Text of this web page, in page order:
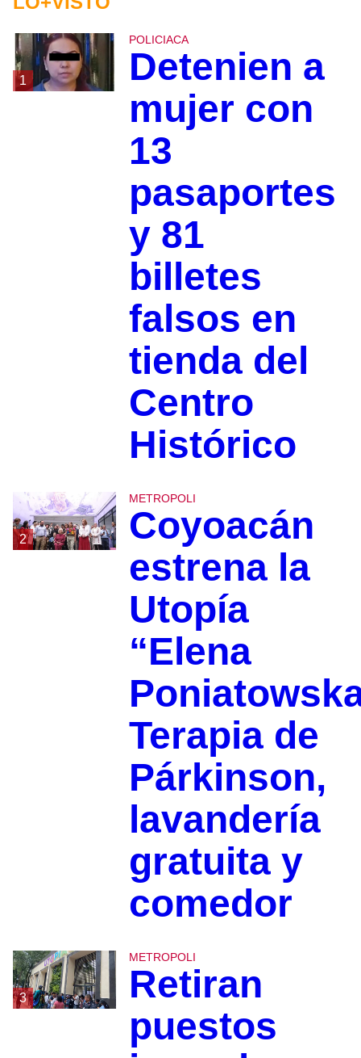
1
POLICIACA
Detenien a
mujer con
13
pasaportes
y 81
billetes
falsos en
tienda del
Centro
Histórico
2
METROPOLI
Coyoacán
estrena la
Utopía
“Elena
Terapia de
Párkinson,
lavandería
gratuita y
comedor
3
METROPOLI
Retiran
puestos